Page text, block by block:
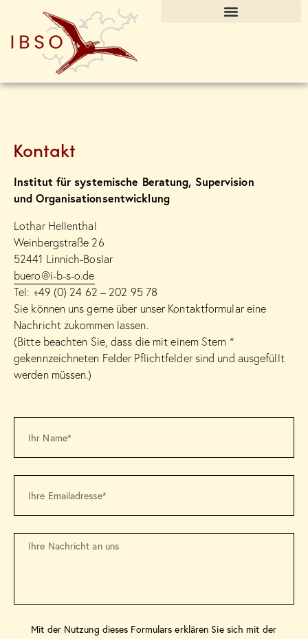
Kontakt
Institut für systemische Beratung, Supervision
und Organisationsentwicklung
Lothar Hellenthal
Weinbergstraße 26
52441 Linnich-Boslar
buero@i-b-s-o.de
Tel: +49 (0) 24 62 – 202 95 78
Sie können uns gerne über unser Kontaktformular eine
Nachricht zukommen lassen.
(Bitte beachten Sie, dass die mit einem Stern *
gekennzeichneten Felder Pflichtfelder sind und ausgefüllt
werden müssen.)
Mit der Nutzung dieses Formulars erklären Sie sich mit der